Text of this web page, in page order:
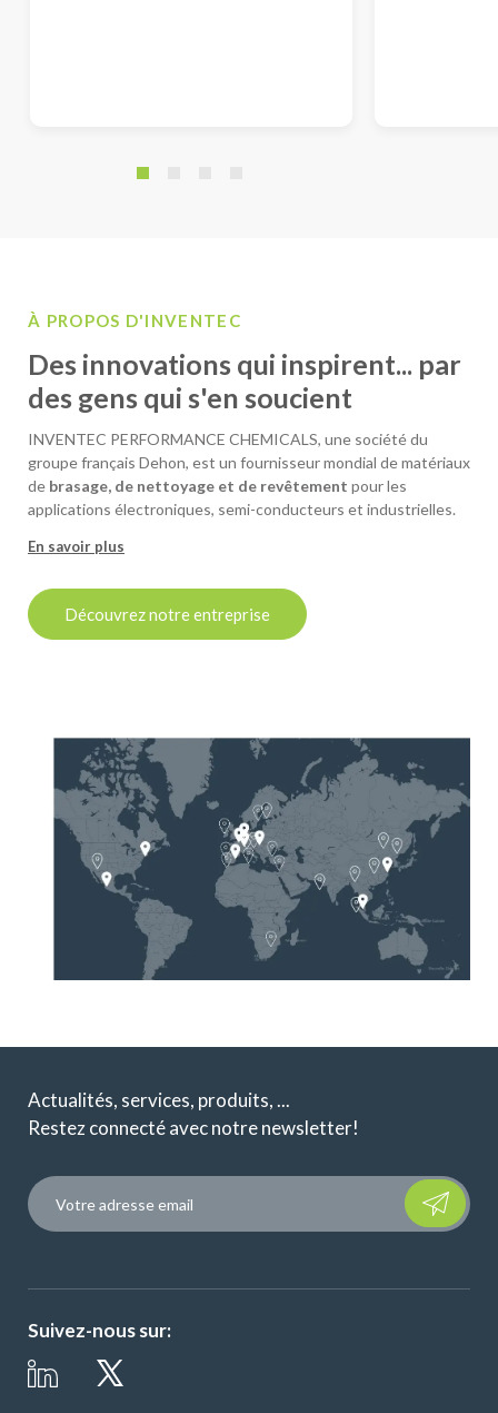
À PROPOS D'INVENTEC
Des innovations qui inspirent... par
des gens qui s'en soucient
INVENTEC PERFORMANCE CHEMICALS, une société du
groupe français Dehon, est un fournisseur mondial de matériaux
de brasage, de nettoyage et de revêtement pour les
applications électroniques, semi-conducteurs et industrielles.
En savoir plus
Découvrez notre entreprise
Actualités, services, produits, ...
Restez connecté avec notre newsletter!
Please
Suivez-nous sur: